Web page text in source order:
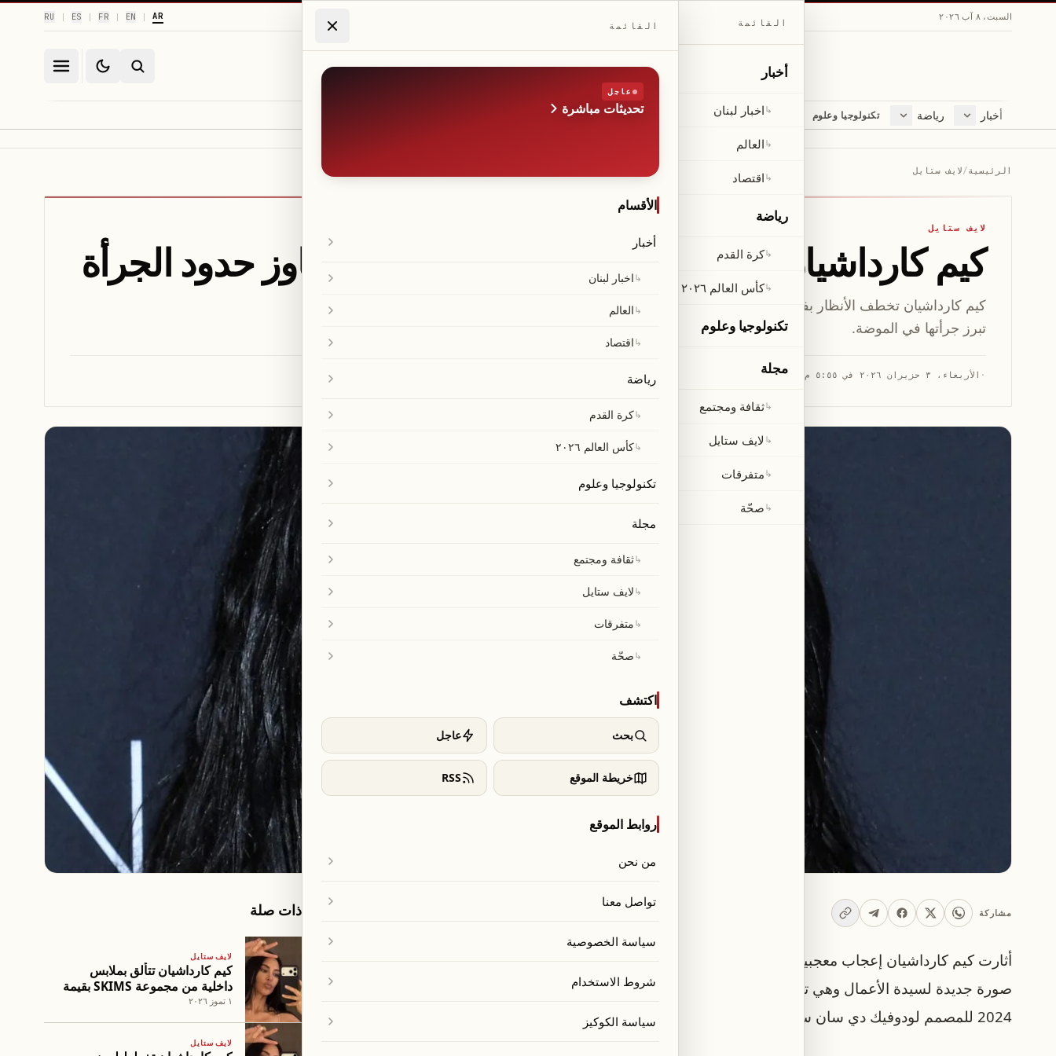
السبت، ٨ آب ٢٠٢٦ AR
|
EN
|
FR
|
ES
|
RU
أخبار
اخبار لبنان
رياضة
كرة القدم
تكنولوجيا وعلوم مجلة
ثقافة ومجتمع
لايف ستايل
الرئيسية/لايف ستايل
لايف ستايل
كيم كارداشيان تتألق بفستان شفاف بالكامل يتجاوز حدود الجرأة
تبرز جرأتها في الموضة.
· الأربعاء، ٣ حزيران ٢٠٢٦ في ٥:٥٥ م قراءة 1 دقيقة
مشاركة
أثارت كيم كارداشيان إعجاب معجبيها بفستان شفاف بالكامل أظهر حدود الجرأة بشكل واضح. التقطت
صورة جديدة لسيدة الأعمال وهي تلتقط صورة سيلفي أمام المرآة بفستان أسود من مجموعة خريف
2024 للمصمم لودوفيك دي سان سيرنين، مزين بتفاصيل ذهبية رائعة.
مقالات ذات صلة
لايف ستايل
كيم كارداشيان تتألق بملابس
داخلية من مجموعة SKIMS بقيمة
58 دولارًا١ تموز ٢٠٢٦
لايف ستايل
القائمة
أخبار
↳اخبار لبنان
↳العالم
↳اقتصاد
رياضة
↳كرة القدم
↳كأس العالم ٢٠٢٦
تكنولوجيا وعلوم
مجلة
↳ثقافة ومجتمع
↳ لايف ستايل
↳متفرقات
↳صحّة
القائمة
عاجل
تحديثات مباشرة
الأقسام
أخبار
↳اخبار لبنان
↳العالم
↳اقتصاد
رياضة
↳كرة القدم
↳كأس العالم ٢٠٢٦
تكنولوجيا وعلوم
مجلة
↳ثقافة ومجتمع
↳لايف ستايل
↳متفرقات
↳صحّة
اكتشف
بحث عاجل
خريطة الموقع RSS
روابط الموقع
من نحن
تواصل معنا
سياسة الخصوصية
شروط الاستخدام
سياسة الكوكيز